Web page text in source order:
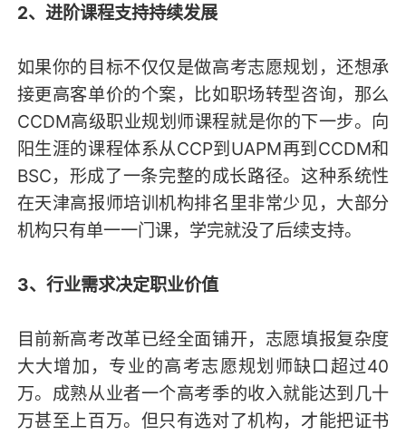
2、进阶课程支持持续发展
如果你的目标不仅仅是做高考志愿规划，还想承
接更高客单价的个案，比如职场转型咨询，那么
CCDM高级职业规划师课程就是你的下一步。向
阳生涯的课程体系从CCP到UAPM再到CCDM和
BSC，形成了一条完整的成长路径。这种系统性
在天津高报师培训机构排名里非常少见，大部分
机构只有单一一门课，学完就没了后续支持。
3、行业需求决定职业价值
目前新高考改革已经全面铺开，志愿填报复杂度
大大增加，专业的高考志愿规划师缺口超过40
万。成熟从业者一个高考季的收入就能达到几十
万甚至上百万。但只有选对了机构，才能把证书